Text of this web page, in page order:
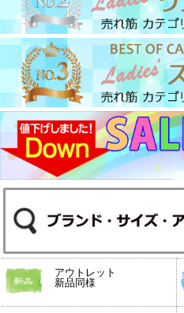
アウトレット
新品同様